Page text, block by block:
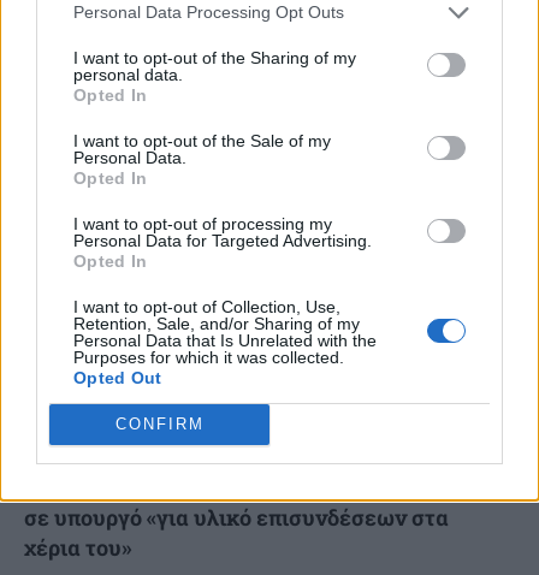
Personal Data Processing Opt Outs
I want to opt-out of the Sharing of my
personal data.
Opted In
I want to opt-out of the Sale of my
Personal Data.
Opted In
I want to opt-out of processing my
Personal Data for Targeted Advertising.
Opted In
I want to opt-out of Collection, Use,
Retention, Sale, and/or Sharing of my
Personal Data that Is Unrelated with the
Purposes for which it was collected.
Opted Out
CONFIRM
να κρύβεται πίσω από το δάχτυλό της
«Η κυβέρνηση δεν μπορεί να κρύβεται πίσω από το δάχτυλό
της, ούτε επιτρέπεται να κατηγορεί την τοπική
σε υπουργό «για υλικό επισυνδέσεων στα
χέρια του»